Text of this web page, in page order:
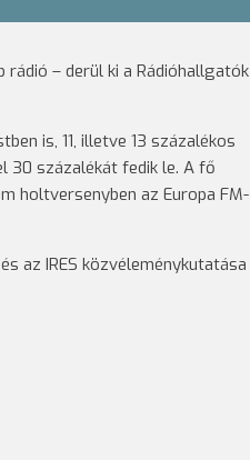
– derül ki a Rádióhallgatók
is, 11, illetve 13 százalékos
30 százalékát fedik le. A fő
holtversenyben az Europa FM-
az IRES közvéleménykutatása